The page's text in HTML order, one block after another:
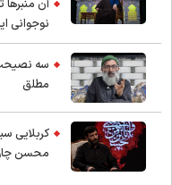
آن منبرها
نوجوانی
اسلام
سه نصیحت
مطلق
کربلایی
محسن